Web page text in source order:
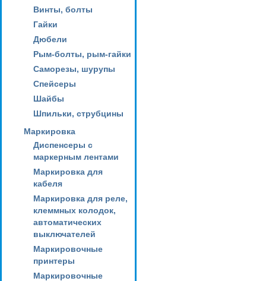
Винты, болты
Гайки
Дюбели
Рым-болты, рым-гайки
Саморезы, шурупы
Спейсеры
Шайбы
Шпильки, струбцины
Маркировка
Диспенсеры с
маркерным лентами
Маркировка для
кабеля
Маркировка для реле,
клеммных колодок,
автоматических
выключателей
Маркировочные
принтеры
Маркировочные